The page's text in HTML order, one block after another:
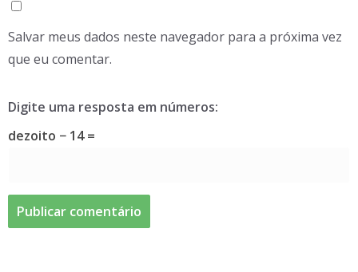
Salvar meus dados neste navegador para a próxima vez
que eu comentar.
Digite uma resposta em números:
dezoito − 14 =